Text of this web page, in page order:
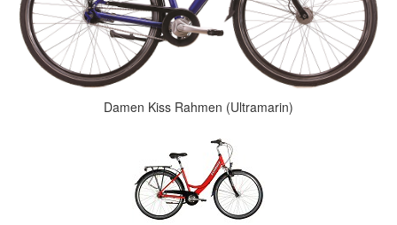
Damen Kiss Rahmen (Ultramarin)